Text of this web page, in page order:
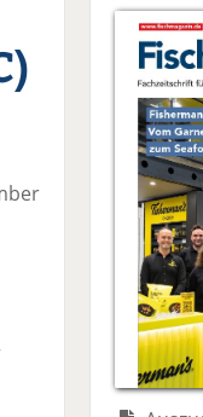
m
k
el
D
n